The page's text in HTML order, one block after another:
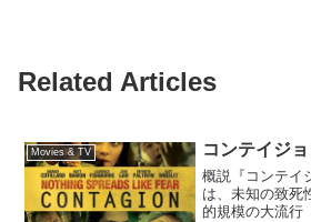
Related Articles
Movies & TV コンテイジョ
概説『コンテイ
は、未知の致死
的規模の大流行